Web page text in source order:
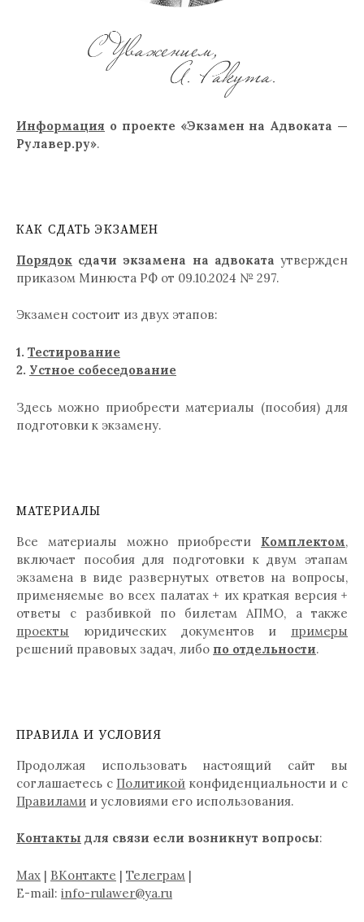
Информация о проекте «Экзамен на Адвоката —
Рулавер.ру».
КАК СДАТЬ ЭКЗАМЕН
Порядок сдачи экзамена на адвоката утвержден
приказом Минюста РФ от 09.10.2024 № 297.
Экзамен состоит из двух этапов:
1. Тестирование
2. Устное собеседование
Здесь можно приобрести материалы (пособия) для
подготовки к экзамену.
МАТЕРИАЛЫ
Все материалы можно приобрести Комплектом,
включает пособия для подготовки к двум этапам
экзамена в виде развернутых ответов на вопросы,
применяемые во всех палатах + их краткая версия +
ответы с разбивкой по билетам АПМО, а также
проекты юридических документов и примеры
решений правовых задач, либо по отдельности.
ПРАВИЛА И УСЛОВИЯ
Продолжая использовать настоящий сайт вы
соглашаетесь с Политикой конфиденциальности и с
Правилами и условиями его использования.
Контакты для связи если возникнут вопросы:
Max | ВКонтакте | Телеграм |
E-mail: info-rulawer@ya.ru